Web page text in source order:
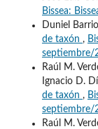
Bissea:
Duniel
de taxón ,
septiembre/
Raúl M.
Ignacio D.
de taxón ,
septiembre/
Raúl M.